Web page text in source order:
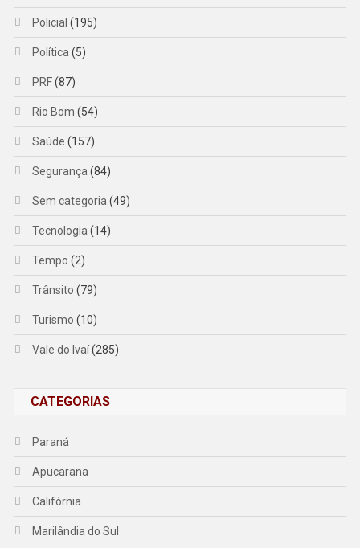
Policial (195)
Política (5)
PRF(87)
Rio Bom (54)
Saúde (157)
Segurança (84)
Sem categoria (49)
Tecnologia (14)
Tempo (2)
Trânsito (79)
Turismo (10)
Vale do Ivaí(285)
CATEGORIAS
Paraná
Apucarana
Califórnia
Marilândia do Sul